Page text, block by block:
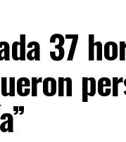
37